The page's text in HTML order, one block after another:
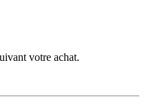
votre achat.